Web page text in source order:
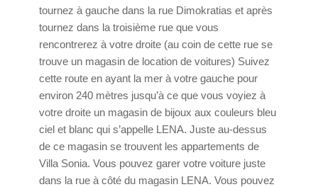
tournez à gauche dans la rue Dimokratias et après
tournez dans la troisième rue que vous
rencontrerez à votre droite (au coin de cette rue se
trouve un magasin de location de voitures) Suivez
cette route en ayant la mer à votre gauche pour
environ 240 mètres jusqu’à ce que vous voyiez à
votre droite un magasin de bijoux aux couleurs bleu
ciel et blanc qui s’appelle LENA. Juste au-dessus
de ce magasin se trouvent les appartements de
Villa Sonia. Vous pouvez garer votre voiture juste
dans la rue à côté du magasin LENA. Vous pouvez